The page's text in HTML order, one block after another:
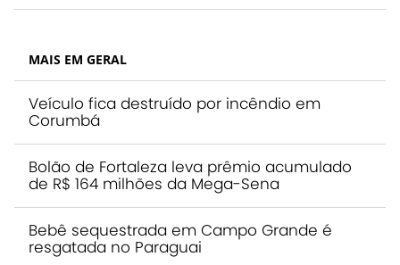
MAIS EM GERAL
Veículo fica destruído por incêndio em
Corumbá
Bolão de Fortaleza leva prêmio acumulado
de R$ 164 milhões da Mega-Sena
Bebê sequestrada em Campo Grande é
resgatada no Paraguai